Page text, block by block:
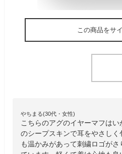
この商品をサ
やちまる(30代・女性)
こちらのアグのイヤーマフは
のシープスキンで耳をやさしく
も温かみがあって刺繍ロゴが